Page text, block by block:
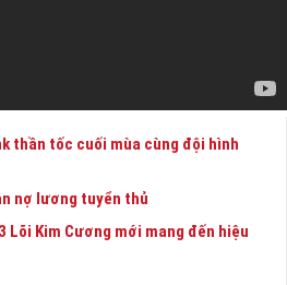
thần tốc cuối mùa cùng đội hình
nợ lương tuyển thủ
Lõi Kim Cương mới mang đến hiệu